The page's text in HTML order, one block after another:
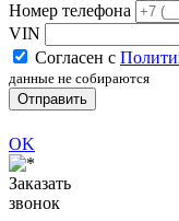
Номер телефона
VIN
Согласен с
данные не собираются
Отправить
OK
Заказать
звонок